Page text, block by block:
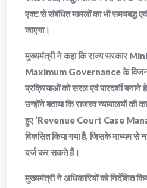
एक्ट से संबंधित मामलों का भी समयबद्ध एवं
जाएगा।
मुख्यमंत्री ने कहा कि राज्य सरकार
Maximum Governance के
प्रक्रियाओं को सरल एवं पारदर्शी बनाने
उन्होंने बताया कि राजस्व न्यायालयों की
हुए ‘Revenue Court Case
विकसित किया गया है, जिसके माध्यम
दर्ज कर सकते हैं।
मुख्यमंत्री ने अधिकारियों को निर्देशित